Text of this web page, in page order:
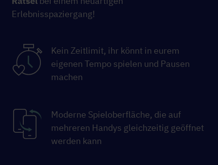
Erlebnisspaziergang!
Kein Zeitlimit, ihr könnt in eurem
eigenen Tempo spielen und Pausen
machen
Moderne Spieloberfläche, die auf
mehreren Handys gleichzeitig geöffnet
werden kann